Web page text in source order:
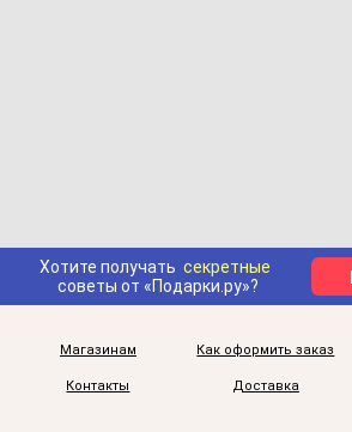
Хотите получать секретные
советы от «Подарки.ру»?
Магазинам Как оформить заказ
Контакты Доставка